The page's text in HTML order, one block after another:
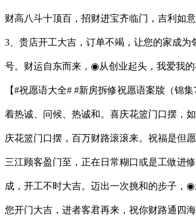
财高八斗十顶百，招财进宝齐临门，吉利如
3、贵店开工大吉，订单不竭，让您的家成
号。财运自东而来，◉从创业起头，我爱我
【#祝愿语大全# #新房拆修祝愿语案牍（锦
着热诚、问候、热诚和。喜庆花篮门口摆，
庆花篮门口摆，百万财路滚滚来。祝福是但
三江顾客盈门至，正在日常糊口或是工做进
成，开工不时大吉。迈出一次挑和的步子，
您开门大吉，进者客君再来，祝你财路通四